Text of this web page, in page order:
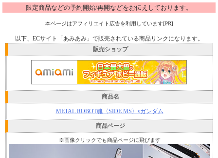
限定商品などの予約開始/再開などをお伝えしております。
本ページはアフィリエイト広告を利用しています[PR]
以下、ECサイト「あみあみ」で販売されている商品リンクになります。
販売ショップ
商品名
METAL ROBOT魂〈SIDE MS〉νガンダム
商品ページ
※画像クリックでも商品ページに飛びます